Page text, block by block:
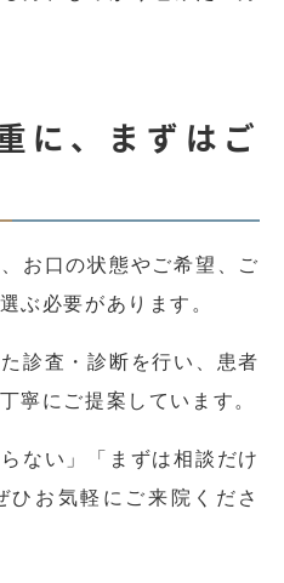
に、まずはご
お口の状態やご希望、ご
ぶ必要があります。
診査・診断を行い、患者
寧にご提案しています。
ない」「まずは相談だけ
ひお気軽にご来院くださ